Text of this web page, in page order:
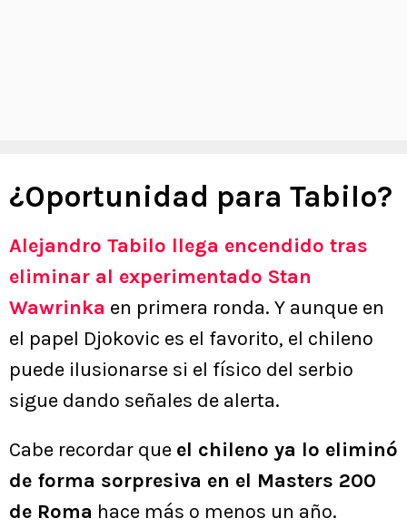
¿Oportunidad para Tabilo?
Alejandro Tabilo llega encendido tras
eliminar al experimentado Stan
Wawrinka en primera ronda. Y aunque en
el papel Djokovic es el favorito, el chileno
puede ilusionarse si el físico del serbio
sigue dando señales de alerta.
Cabe recordar que el chileno ya lo eliminó
de forma sorpresiva en el Masters 200
de Roma hace más o menos un año.